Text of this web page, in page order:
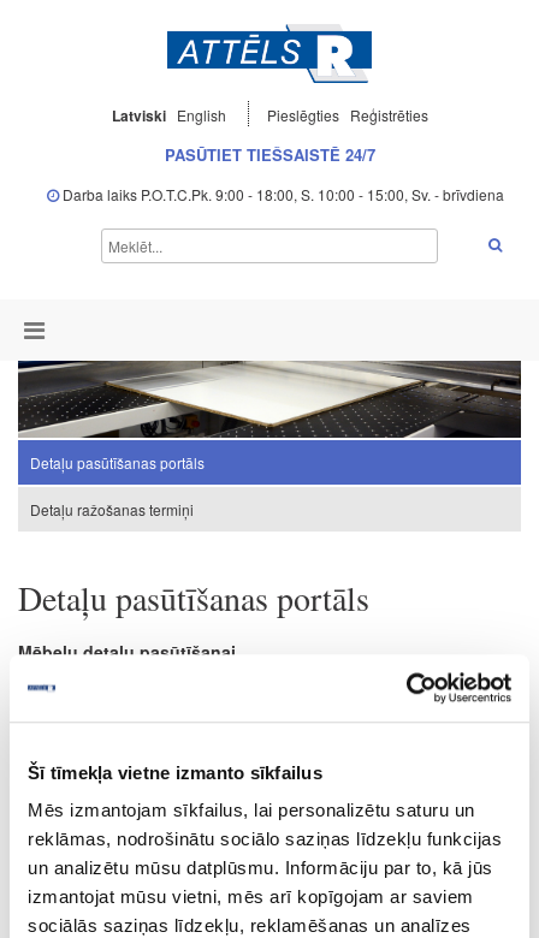
Šī tīmekļa vietne izmanto sīkfailus
Mēs izmantojam sīkfailus, lai personalizētu saturu un
reklāmas, nodrošinātu sociālo saziņas līdzekļu funkcijas
un analizētu mūsu datplūsmu. Informāciju par to, kā jūs
izmantojat mūsu vietni, mēs arī kopīgojam ar saviem
sociālās saziņas līdzekļu, reklamēšanas un analīzes
Latviski English Pieslēgties Reģistrēties
PASŪTIET TIEŠSAISTĒ 24/7
Darba laiks P.O.T.C.Pk. 9:00 - 18:00, S. 10:00 - 15:00, Sv. - brīvdiena
Detaļu pasūtīšanas portāls
Detaļu ražošanas termiņi
Detaļu pasūtīšanas portāls
Mēbeļu detaļu pasūtīšanai